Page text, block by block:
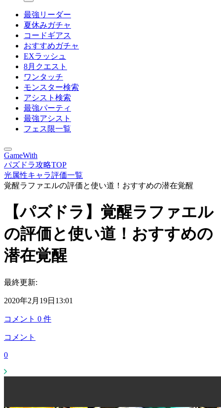
最強リーダー
夏休みガチャ
コードギアス
おすすめガチャ
EXラッシュ
8月クエスト
ワンタッチ
モンスター検索
アシスト検索
最強パーティ
最強アシスト
フェス限一覧
GameWith
パズドラ攻略TOP
光属性キャラ評価一覧
覚醒ラファエルの評価と使い道！おすすめの潜在覚醒
【パズドラ】覚醒ラファエル
の評価と使い道！おすすめの
潜在覚醒
最終更新:
2020年2月19日13:01
コメント 0 件
コメント
0